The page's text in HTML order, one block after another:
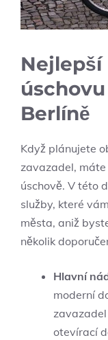
Nejlepší
Berlíně
Když plánujete
zavazadel,
úschově. V této
služby, které
města, aniž
několik
Hlavní
moderní
otevírací